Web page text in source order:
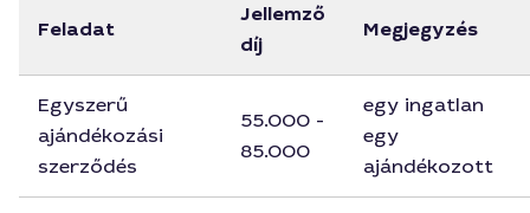
Feladat
Jellemző
díj
Megjegyzés
Egyszerű
ajándékozási
szerződés
55.000 -
85.000
egy ingatlan
egy
ajándékozott